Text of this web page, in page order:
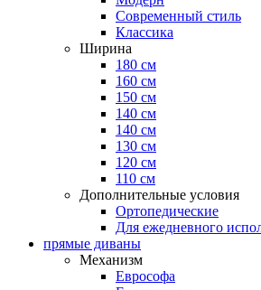
Современный стиль
Классика
Ширина
180 см
160 см
150 см
140 см
140 см
130 см
120 см
110 см
Дополнительные условия
Ортопедические
Для ежедневного
прямые диваны
Механизм
Еврософа